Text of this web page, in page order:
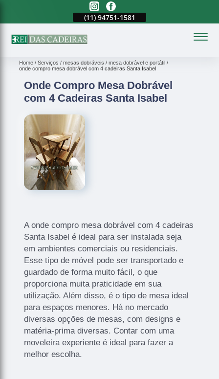
(11) 94751-1581
Home Serviços mesas dobráveis
mesa dobrável e portátil
onde compro mesa dobrável com 4 cadeiras Santa Isabel
Onde Compro Mesa Dobrável
com 4 Cadeiras Santa Isabel
A onde compro mesa dobrável com 4 cadeiras
Santa Isabel é ideal para ser instalada seja
em ambientes comerciais ou residenciais.
Esse tipo de móvel pode ser transportado e
guardado de forma muito fácil, o que
proporciona muita praticidade em sua
utilização. Além disso, é o tipo de mesa ideal
para espaços menores. Há no mercado
diversas opções de mesas, com designs e
matéria-prima diversas. Contar com uma
moveleira experiente é ideal para fazer a
melhor escolha.